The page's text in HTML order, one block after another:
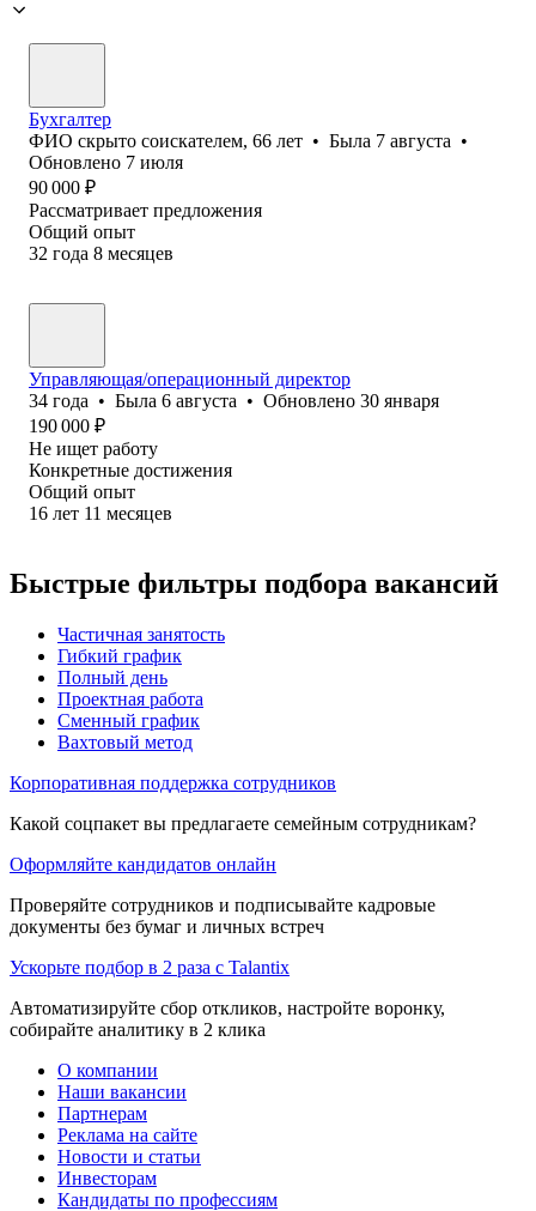
Бухгалтер
ФИО скрыто соискателем, 66 лет • Была 7 августа •
Обновлено 7 июля
90 000 ₽
Рассматривает предложения
Общий опыт
32 года 8 месяцев
Управляющая/операционный директор
34 года • Была 6 августа • Обновлено 30 января
190 000 ₽
Не ищет работу
Конкретные достижения
Общий опыт
16 лет 11 месяцев
Быстрые фильтры подбора вакансий
Частичная занятость
Гибкий график
Полный день
Проектная работа
Сменный график
Вахтовый метод
Корпоративная поддержка сотрудников
Какой соцпакет вы предлагаете семейным сотрудникам?
Оформляйте кандидатов онлайн
Проверяйте сотрудников и подписывайте кадровые
документы без бумаг и личных встреч
Ускорьте подбор в 2 раза с Talantix
Автоматизируйте сбор откликов, настройте воронку,
собирайте аналитику в 2 клика
О компании
Наши вакансии
Партнерам
Реклама на сайте
Новости и статьи
Инвесторам
Кандидаты по профессиям